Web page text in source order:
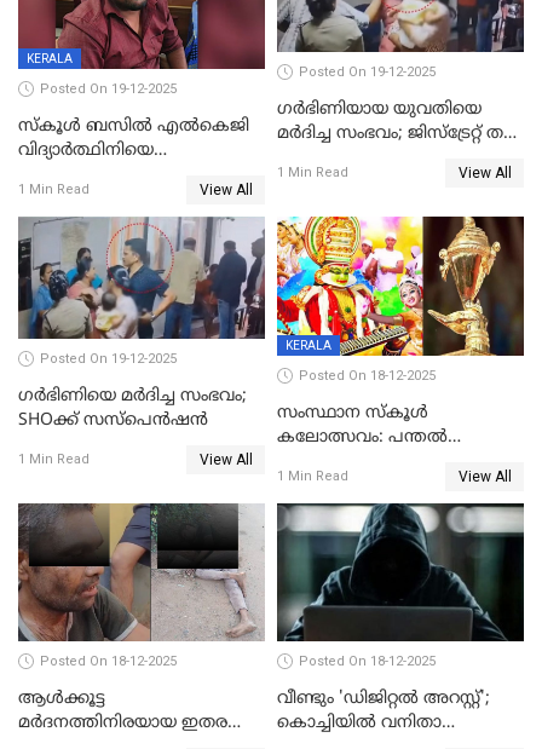
KERALA
Posted On 19-12-2025
സ്കൂൾ ബസിൽ എൽകെജി
വിദ്യാര്‍ത്ഥിനിയെ
ക്ലീനര്‍ പിടിയിൽ
1 Min Read View All
Posted On 19-12-2025
ഗര്‍ഭിണിയായ യുവതിയെ
മര്‍ദിച്ച സംഭവം; ജിസ്‌ട്രേറ്റ് തല
യുവതി
1 Min Read View All
Posted On 19-12-2025
ഗര്‍ഭിണിയെ മർദിച്ച സംഭവം;
SHOക്ക് സസ്പെൻഷൻ
1 Min Read View All
KERALA
Posted On 18-12-2025
സംസ്ഥാന സ്കൂൾ
കലോത്സവം: പന്തൽ
1 Min Read View All
Posted On 18-12-2025
ആൾക്കൂട്ട
മർദനത്തിനിരയായ ഇതര
Posted On 18-12-2025
വീണ്ടും 'ഡിജിറ്റല്‍ അറസ്റ്റ്';
കൊച്ചിയില്‍ വനിതാ